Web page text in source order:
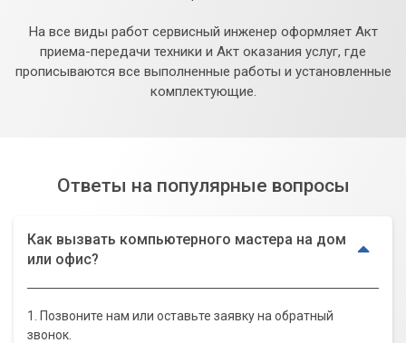
На все виды работ сервисный инженер оформляет Акт
приема-передачи техники и Акт оказания услуг, где
прописываются все выполненные работы и установленные
комплектующие.
Ответы на популярные вопросы
Как вызвать компьютерного мастера на дом
или офис?
1. Позвоните нам или оставьте заявку на обратный
звонок.